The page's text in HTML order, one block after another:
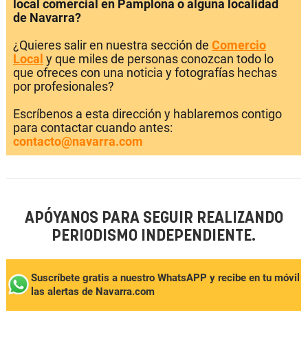
local comercial en Pamplona o alguna localidad
de Navarra?
¿Quieres salir en nuestra sección de Comercio
Local y que miles de personas conozcan todo lo
que ofreces con una noticia y fotografías hechas
por profesionales?
Escríbenos a esta dirección y hablaremos contigo
para contactar cuando antes:
contacto@navarra.com
APÓYANOS PARA SEGUIR REALIZANDO
PERIODISMO INDEPENDIENTE.
Suscríbete gratis a nuestro WhatsAPP y recibe en tu móvil
las alertas de Navarra.com